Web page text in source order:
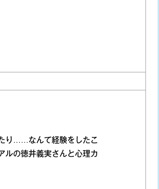
り……なんて経験をしたこ
ルの徳井義実さんと心理カ